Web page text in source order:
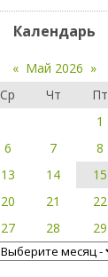
Календарь
« Май 2026 »
Ср Чт Пт
1
6 7 8
13 14 15
20 21 22
27 28 29